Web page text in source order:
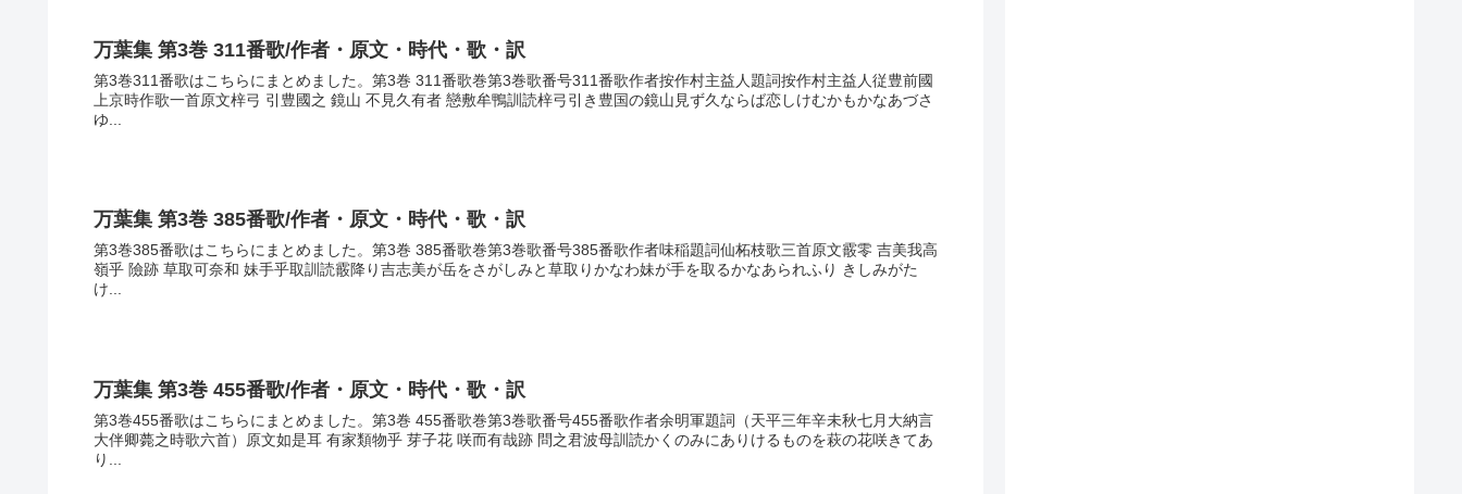
万葉集 第3巻 311番歌/作者・原文・時代・歌・訳
第3巻311番歌はこちらにまとめました。第3巻 311番歌巻第3巻歌番号311番歌作者按作村主益人題詞按作村主益人従豊前國
上京時作歌一首原文梓弓 引豊國之 鏡山 不見久有者 戀敷牟鴨訓読梓弓引き豊国の鏡山見ず久ならば恋しけむかもかなあづさ
ゆ...
万葉集 第3巻 385番歌/作者・原文・時代・歌・訳
第3巻385番歌はこちらにまとめました。第3巻 385番歌巻第3巻歌番号385番歌作者味稲題詞仙柘枝歌三首原文霰零 吉美我高
嶺乎 險跡 草取可奈和 妹手乎取訓読霰降り吉志美が岳をさがしみと草取りかなわ妹が手を取るかなあられふり きしみがた
け...
万葉集 第3巻 455番歌/作者・原文・時代・歌・訳
第3巻455番歌はこちらにまとめました。第3巻 455番歌巻第3巻歌番号455番歌作者余明軍題詞（天平三年辛未秋七月大納言
大伴卿薨之時歌六首）原文如是耳 有家類物乎 芽子花 咲而有哉跡 問之君波母訓読かくのみにありけるものを萩の花咲きてあ
り...